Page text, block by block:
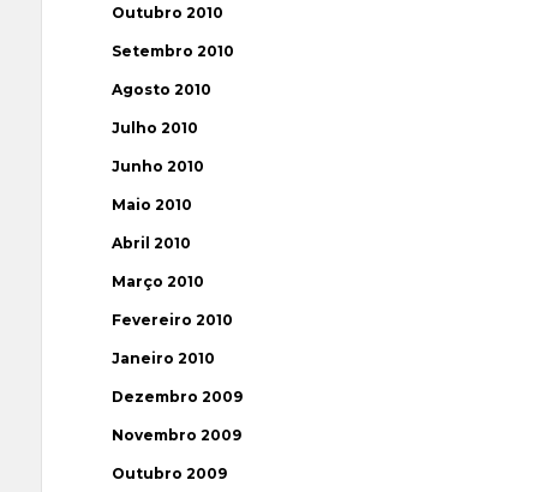
Outubro 2010
Setembro 2010
Agosto 2010
Julho 2010
Junho 2010
Maio 2010
Abril 2010
Março 2010
Fevereiro 2010
Janeiro 2010
Dezembro 2009
Novembro 2009
Outubro 2009